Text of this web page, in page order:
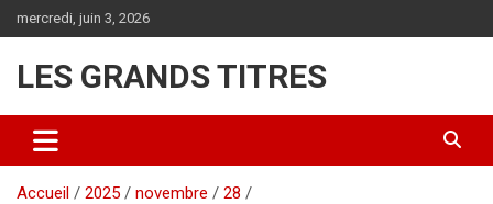
au
mercredi, juin 3, 2026
LES GRANDS TITRES
Accueil 2025 novembre
28